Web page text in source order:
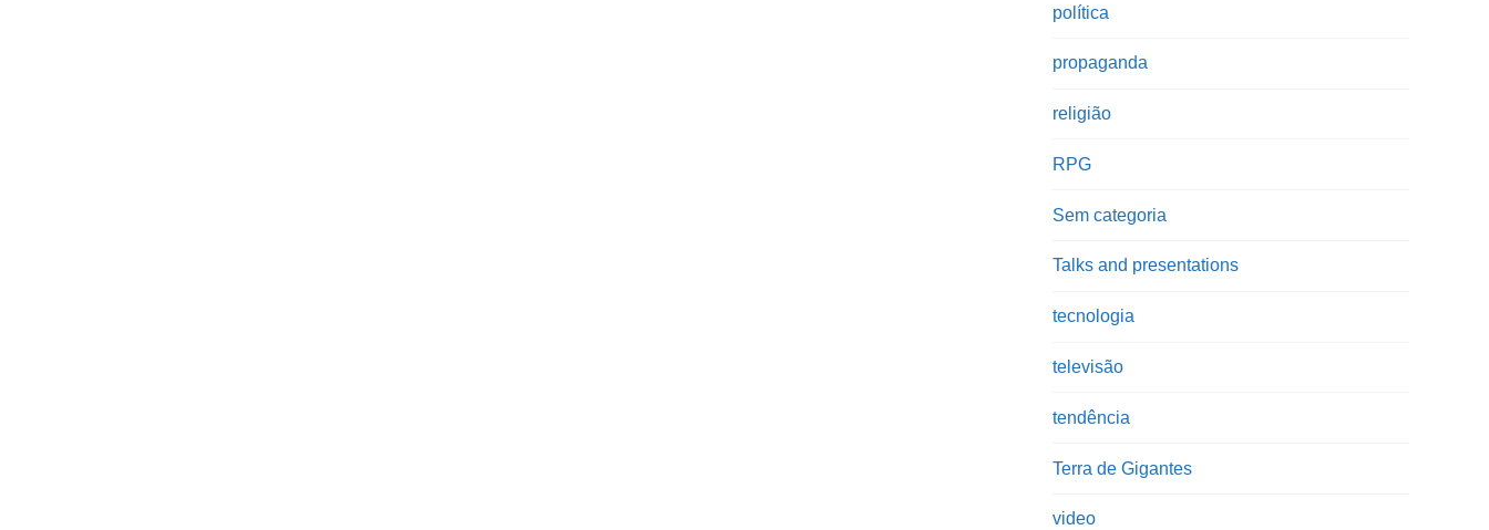
política
propaganda
religião
RPG
Sem categoria
Talks and presentations
tecnologia
televisão
tendência
Terra de Gigantes
video